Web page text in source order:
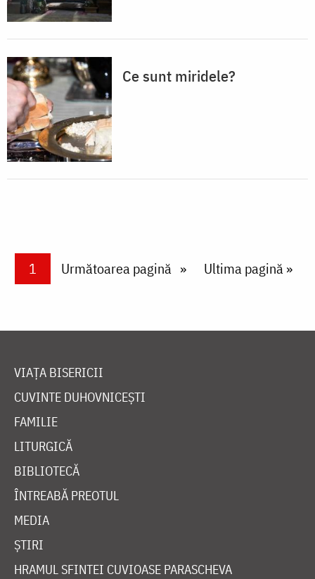
Ce sunt miridele?
PaginareCurrent page
1 Next page
Următoarea pagină Last page
Ultima pagină »
VIAȚA BISERICII
CUVINTE DUHOVNICEȘTI
FAMILIE
LITURGICĂ
BIBLIOTECĂ
ÎNTREABĂ PREOTUL
MEDIA
ȘTIRI
HRAMUL SFINTEI CUVIOASE PARASCHEVA